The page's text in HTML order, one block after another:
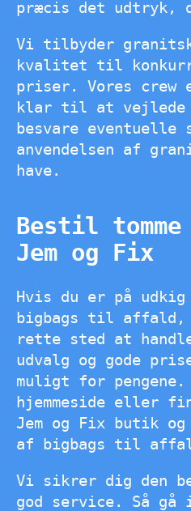
præcis det udtryk,
Vi tilbyder
kvalitet til
priser. Vores
klar til at vejlede
besvare eventuelle
anvendelsen af
have.
Bestil
Jem og Fix
Hvis du er på udkig
bigbags til affald,
rette sted at
udvalg og gode
muligt for pengene.
hjemmeside eller
Jem og Fix butik
af bigbags til
Vi sikrer dig den
god service. Så